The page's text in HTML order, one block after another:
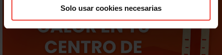
Solo usar cookies necesarias